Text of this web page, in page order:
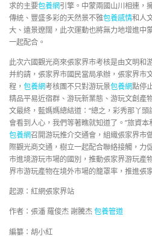
求的主要包養網引擎。中蒙兩國山川相連，
傳統、豐盛多彩的天然景不雅包養感情和人
大、遠景遼闊，此次運動也將無力地增進中
一起配合。
此次六國觀光商來張家界市考核是由文明和
并約請，張家界市國民當局承辦，張家界市
程， 包養網考核團不只對游玩景包養網點停
精品平易近宿群、游玩新業態、游玩文創產
文最終，藍媽媽總結道：“總之，彩秀那丫頭
會看到人心，我們等著瞧就知道了。”旅資本
包養網召開游玩推介交通會，組織張家界市
際觀光商交通，樹立一起配合聯絡接觸，力
市進境游玩市場的國別，推動張家界游玩產
界市游玩產物在境外市場的籠罩率，推進張
起源：紅網張家界站
作者：張潘 羅俊杰 謝騰杰包養管道
編纂：胡小紅